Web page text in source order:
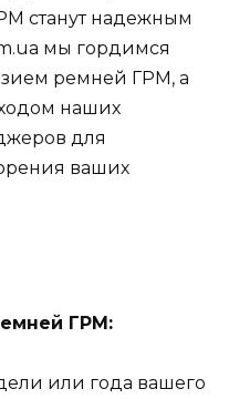
станут надежным
мы гордимся
ремней ГРМ, а
наших
для
ваших
ГРМ:
или года вашего